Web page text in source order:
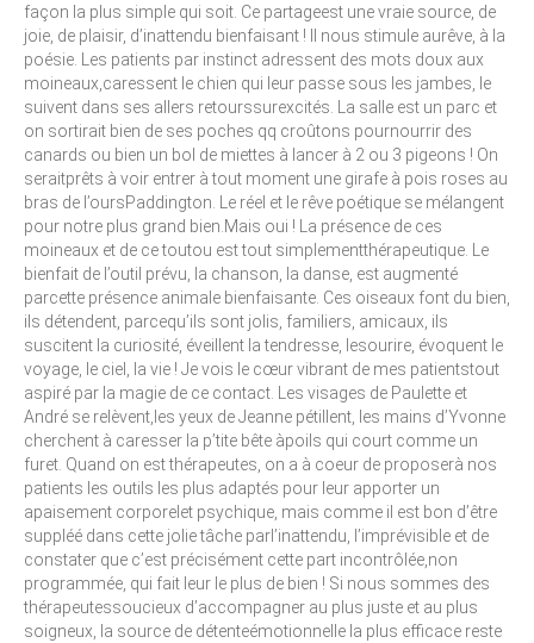
façon la plus simple qui soit. Ce partageest une vraie source, de
joie, de plaisir, d’inattendu bienfaisant ! Il nous stimule aurêve, à la
poésie. Les patients par instinct adressent des mots doux aux
moineaux,caressent le chien qui leur passe sous les jambes, le
suivent dans ses allers retourssurexcités. La salle est un parc et
on sortirait bien de ses poches qq croûtons pournourrir des
canards ou bien un bol de miettes à lancer à 2 ou 3 pigeons ! On
seraitprêts à voir entrer à tout moment une girafe à pois roses au
bras de l’oursPaddington. Le réel et le rêve poétique se mélangent
pour notre plus grand bien.Mais oui ! La présence de ces
moineaux et de ce toutou est tout simplementthérapeutique. Le
bienfait de l’outil prévu, la chanson, la danse, est augmenté
parcette présence animale bienfaisante. Ces oiseaux font du bien,
ils détendent, parcequ’ils sont jolis, familiers, amicaux, ils
suscitent la curiosité, éveillent la tendresse, lesourire, évoquent le
voyage, le ciel, la vie ! Je vois le cœur vibrant de mes patientstout
aspiré par la magie de ce contact. Les visages de Paulette et
André se relèvent,les yeux de Jeanne pétillent, les mains d’Yvonne
cherchent à caresser la p’tite bête àpoils qui court comme un
furet. Quand on est thérapeutes, on a à coeur de proposerà nos
patients les outils les plus adaptés pour leur apporter un
apaisement corporelet psychique, mais comme il est bon d’être
suppléé dans cette jolie tâche parl’inattendu, l’imprévisible et de
constater que c’est précisément cette part incontrôlée,non
programmée, qui fait leur le plus de bien ! Si nous sommes des
thérapeutessoucieux d’accompagner au plus juste et au plus
soigneux, la source de détenteémotionnelle la plus efficace reste